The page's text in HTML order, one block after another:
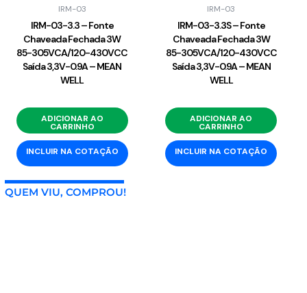
IRM-03
IRM-03-3.3 – Fonte
Chaveada Fechada 3W
85-305VCA/120-430VCC
Saída 3,3V-0.9A – MEAN
WELL
ADICIONAR AO
CARRINHO
INCLUIR NA COTAÇÃO
IRM-03
IRM-03-3.3S – Fonte
Chaveada Fechada 3W
85-305VCA/120-430VCC
Saída 3,3V-0.9A – MEAN
WELL
ADICIONAR AO
CARRINHO
INCLUIR NA COTAÇÃO
QUEM VIU, COMPROU!